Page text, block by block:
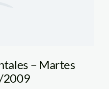
– Martes